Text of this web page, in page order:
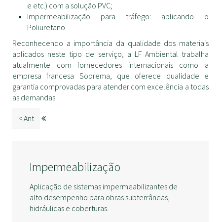
e etc.) com a solução PVC;
Impermeabilização para tráfego: aplicando o
Poliuretano.
Reconhecendo a importância da qualidade dos materiais
aplicados neste tipo de serviço, a LF Ambiental trabalha
atualmente com fornecedores internacionais como a
empresa francesa Soprema, que oferece qualidade e
garantia comprovadas para atender com excelência a todas
as demandas.
< Ant
Impermeabilização
Aplicação de sistemas impermeabilizantes de
alto desempenho para obras subterrâneas,
hidráulicas e coberturas.